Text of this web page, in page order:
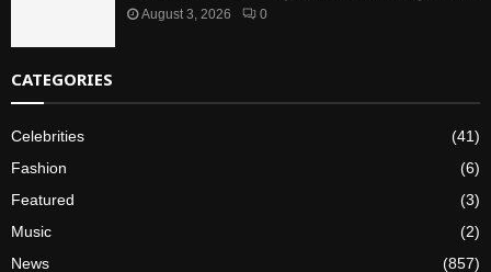
August 3, 2026 0
CATEGORIES
Celebrities
(41)
Fashion
(6)
Featured
(3)
Music
(2)
News
(857)